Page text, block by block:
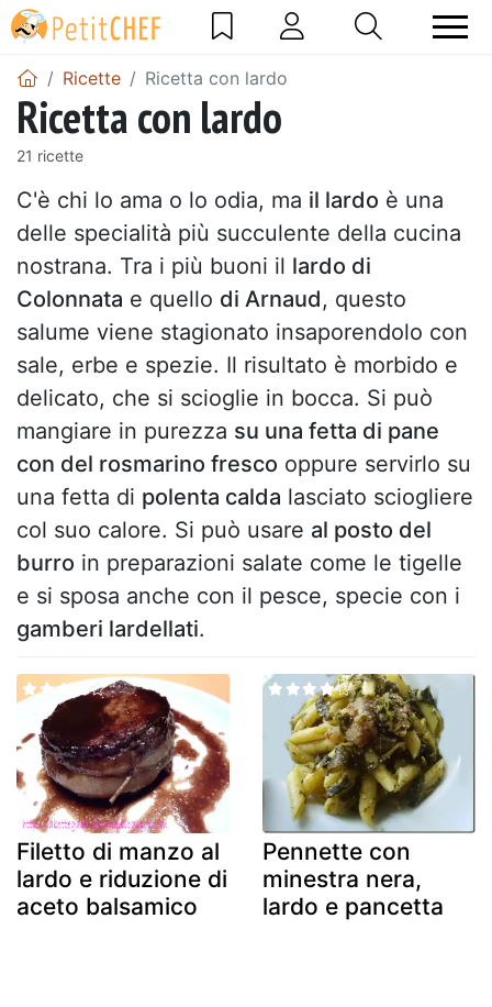
Ricette Ricetta con lardo
Ricetta con lardo
21 ricette
C'è chi lo ama o lo odia, ma il lardo è una
delle specialità più succulente della cucina
nostrana. Tra i più buoni il lardo di
Colonnata e quello di Arnaud, questo
salume viene stagionato insaporendolo con
sale, erbe e spezie. Il risultato è morbido e
delicato, che si scioglie in bocca. Si può
mangiare in purezza su una fetta di pane
con del rosmarino fresco oppure servirlo su
una fetta di polenta calda lasciato sciogliere
col suo calore. Si può usare al posto del
burro in preparazioni salate come le tigelle
e si sposa anche con il pesce, specie con i
gamberi lardellati.
Filetto di manzo al
lardo e riduzione di
aceto balsamico
Pennette con
minestra nera,
lardo e pancetta